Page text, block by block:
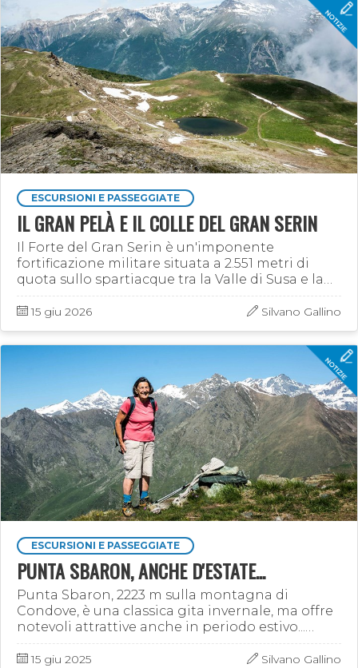
ESCURSIONI E PASSEGGIATE
IL GRAN PELÀ E IL COLLE DEL GRAN SERIN
Il Forte del Gran Serin è un'imponente
fortificazione militare situata a 2.551 metri di
quota sullo spartiacque tra la Valle di Susa e la
Val Chisone. Raggiungibile da Pian del Frais
(Chiomonte) o …
15 giu 2026 Silvano Gallino
ESCURSIONI E PASSEGGIATE
PUNTA SBARON, ANCHE D'ESTATE...
Punta Sbaron, 2223 m sulla montagna di
Condove, è una classica gita invernale, ma offre
notevoli attrattive anche in periodo estivo...
Siamo partiti dall’Alpe dei Rat, sulla strada del
Collombardo, …
15 giu 2025 Silvano Gallino